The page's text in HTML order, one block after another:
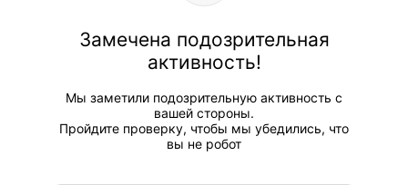
Замечена подозрительная
активность!
Мы заметили подозрительную активность с
вашей стороны.
Пройдите проверку, чтобы мы убедились, что
вы не робот